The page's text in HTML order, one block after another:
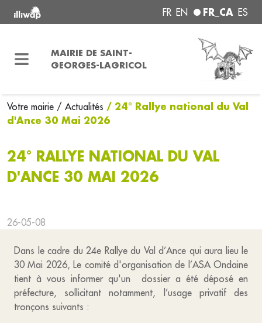
FR EN FR_CA ES
MAIRIE DE SAINT-
GEORGES-LAGRICOL
Votre mairie / Actualités / 24° Rallye national du Val
d'Ance 30 Mai 2026
24° RALLYE NATIONAL DU VAL
D'ANCE 30 MAI 2026
26-05-08
Dans le cadre du 24e Rallye du Val d’Ance qui aura lieu le
30 Mai 2026, Le comité d'organisation de l’ASA Ondaine
tient à vous informer qu'un dossier a été déposé en
préfecture, sollicitant notamment, l’usage privatif des
tronçons suivants :